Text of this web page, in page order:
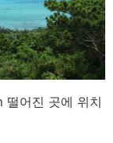
떨어진 곳에 위치